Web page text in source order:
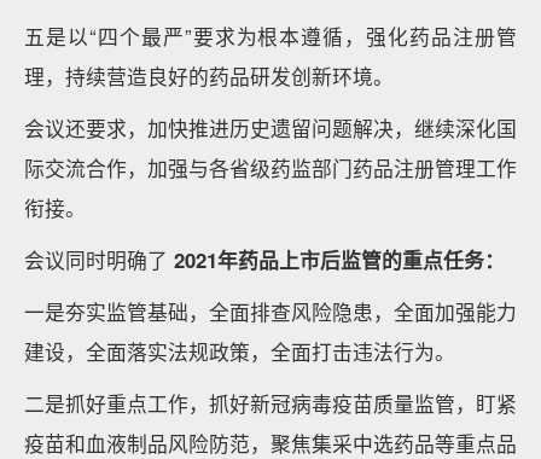
五是以“四个最严”要求为根本遵循，强化药品注册管
理，持续营造良好的药品研发创新环境。
会议还要求，加快推进历史遗留问题解决，继续深化国
际交流合作，加强与各省级药监部门药品注册管理工作
衔接。
会议同时明确了 2021年药品上市后监管的重点任务：
一是夯实监管基础，全面排查风险隐患，全面加强能力
建设，全面落实法规政策，全面打击违法行为。
二是抓好重点工作，抓好新冠病毒疫苗质量监管，盯紧
疫苗和血液制品风险防范，聚焦集采中选药品等重点品